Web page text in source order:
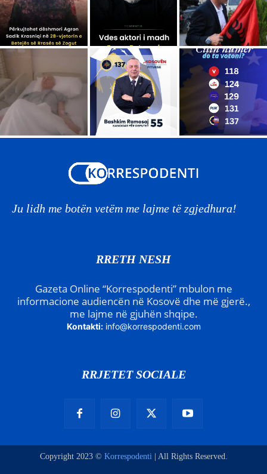
Ju lidh me botën vetëm me lajme të zgjedhura!
RRETH NESH
Gazeta Online “Korrespodenti” mbulon me
informacione audiencën në Kosovë dhe më gjerë.,
me lajme në gjuhën shqipe.
Kontakti: info@korrespodenti.com
RRJETET SOCIALE
Copyright 2023 © Korrespodenti | All Rights Reserved.